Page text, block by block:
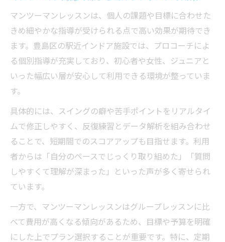
ゴルフレッスンは駅近・インドアが便利で
快適
通いやすさが選ばれるゴルフレッスンの理
由
ゴルフレッスンで重視したい環境と設備の
マンツーマン対応で快適なゴルフレッスン
施設
忙しい方に最適なゴルフレッスンの通い方
提案
マンツーマンレッスンは、個人の課題や目標に合わせた
きめ細やかな指導が受けられる点で高い効果が期待でき
ます。豊島区の駅近インドア施設では、プロコーチによ
る個別指導が充実しており、初心者や女性、ジュニアと
いった幅広い層が安心して利用できる環境が整っていま
す。
具体的には、スイングの癖や苦手ポイントをリアルタイ
ムで修正しやすく、反復練習とデータ解析を組み合わせ
ることで、短期間でのスコアアップも目指せます。利用
者からは「自分のペースでじっくり取り組めた」「質問
しやすくて理解が深まった」といった声が多く寄せられ
ています。
一方で、マンツーマンレッスンはグループレッスンに比
べて費用が高くなる傾向があるため、目標や予算を明確
にした上でプラン選択することが重要です。特に、定期